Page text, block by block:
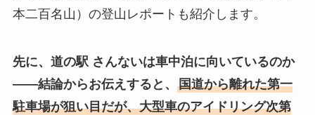
本二百名山）の登山レポートも紹介します。
先に、道の駅 さんないは車中泊に向いているのか
——結論からお伝えすると、 国道から離れた第一
駐車場が狙い目だが、大型車のアイドリング次第